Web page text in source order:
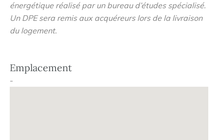
énergétique réalisé par un bureau d’études spécialisé.
Un DPE sera remis aux acquéreurs lors de la livraison
du logement.
Emplacement
-